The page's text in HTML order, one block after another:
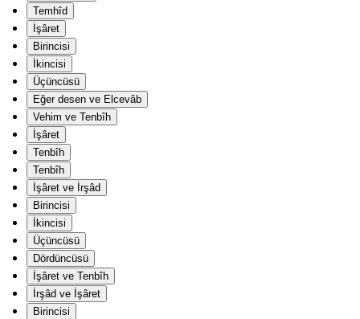
Temhîd
İşâret
Birincisi
İkincisi
Üçüncüsü
Eğer desen ve Elcevâb
Vehim ve Tenbîh
İşâret
Tenbîh
Tenbîh
İşâret ve İrşâd
Birincisi
İkincisi
Üçüncüsü
Dördüncüsü
İşâret ve Tenbîh
İrşâd ve İşâret
Birincisi